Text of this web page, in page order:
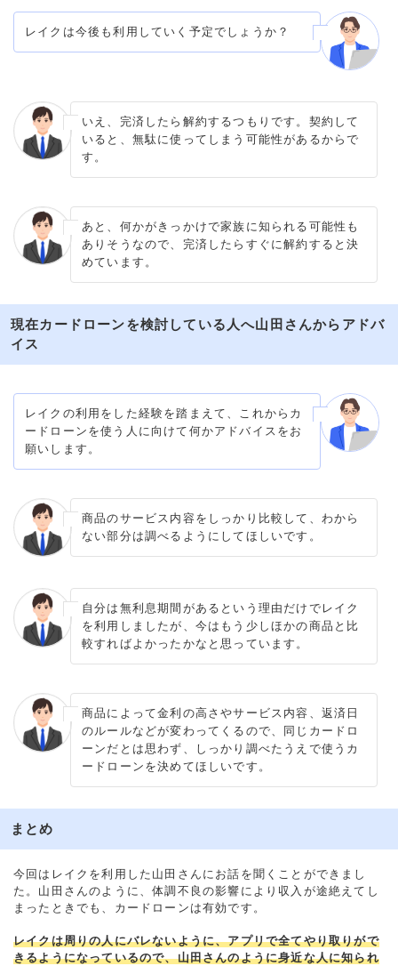
レイクは今後も利用していく予定でしょうか？
いえ、完済したら解約するつもりです。契約して
いると、無駄に使ってしまう可能性があるからで
す。
あと、何かがきっかけで家族に知られる可能性も
ありそうなので、完済したらすぐに解約すると決
めています。
現在カードローンを検討している人へ山田さんからアドバ
イス
レイクの利用をした経験を踏まえて、これからカ
ードローンを使う人に向けて何かアドバイスをお
願いします。
商品のサービス内容をしっかり比較して、わから
ない部分は調べるようにしてほしいです。
自分は無利息期間があるという理由だけでレイク
を利用しましたが、今はもう少しほかの商品と比
較すればよかったかなと思っています。
商品によって金利の高さやサービス内容、返済日
のルールなどが変わってくるので、同じカードロ
ーンだとは思わず、しっかり調べたうえで使うカ
ードローンを決めてほしいです。
まとめ
今回はレイクを利用した山田さんにお話を聞くことができまし
た。山田さんのように、体調不良の影響により収入が途絶えてし
まったときでも、カードローンは有効です。
レイクは周りの人にバレないように、アプリで全てやり取りがで
きるようになっているので、山田さんのように身近な人に知られ